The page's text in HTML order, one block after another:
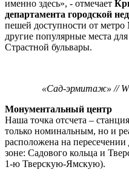
именно здесь», - отмечает
департамента городской
пешей доступности от метро
другие популярные места
Страстной бульвары.
«Сад-эрмитаж» //
Монументальный центр
Наша точка отсчета –
только номинальным, но и
расположена на
зоне: Садового кольца и
1-ю Тверскую-Ямскую).